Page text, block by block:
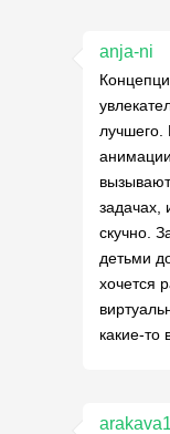
anja-ni
задачах,
скучно.
детьми
хочется
какие-то